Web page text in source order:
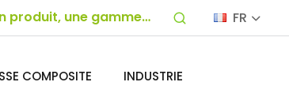
FR
COMPOSITE INDUSTRIE